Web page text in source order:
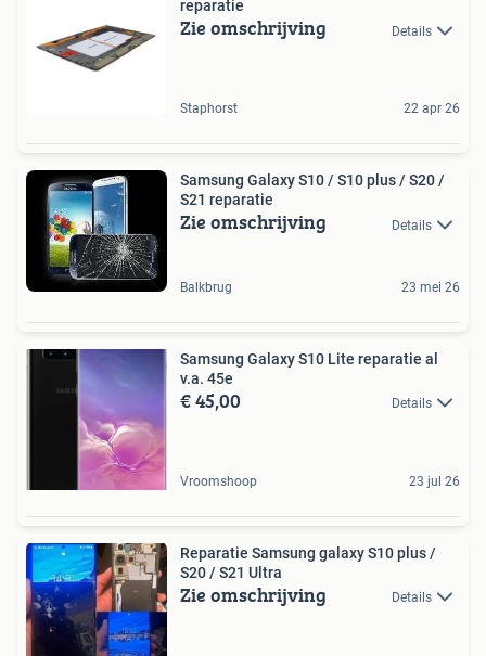
reparatie
Zie omschrijving Details
Staphorst 22 apr 26
Samsung Galaxy S10 / S10 plus / S20 /
S21 reparatie
Zie omschrijving Details
Balkbrug 23 mei 26
Samsung Galaxy S10 Lite reparatie al
v.a. 45e
€ 45,00 Details
Vroomshoop 23 jul 26
Reparatie Samsung galaxy S10 plus /
S20 / S21 Ultra
Zie omschrijving Details